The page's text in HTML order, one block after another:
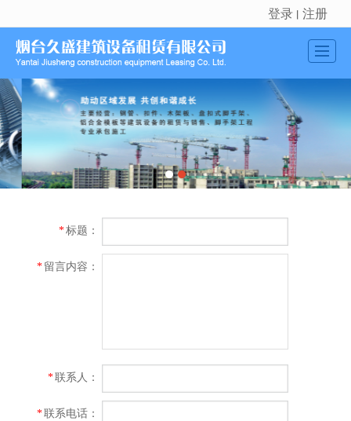
很遗憾，因您的浏览器版本过低导致无法获得最佳浏览体验，推荐下载安装谷歌浏览器！
登录 丨 注册
首页
公司介绍
新闻动态
产品展示
联系我们
*标题：
* 留言内容：
*联系人：
*联系电话：